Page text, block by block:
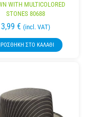
WITH MULTICOLORED
STONES 80688
3,99 € (incl. VAT)
ΣΤΟ ΚΑΛΆΘΙ